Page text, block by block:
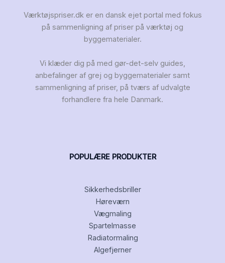
Værktøjspriser.dk er en dansk ejet portal med fokus
på sammenligning af priser på værktøj og
byggematerialer.
Vi klæder dig på med gør-det-selv guides,
anbefalinger af grej og byggematerialer samt
sammenligning af priser, på tværs af udvalgte
forhandlere fra hele Danmark.
POPULÆRE PRODUKTER
Sikkerhedsbriller
Høreværn
Vægmaling
Spartelmasse
Radiatormaling
Algefjerner